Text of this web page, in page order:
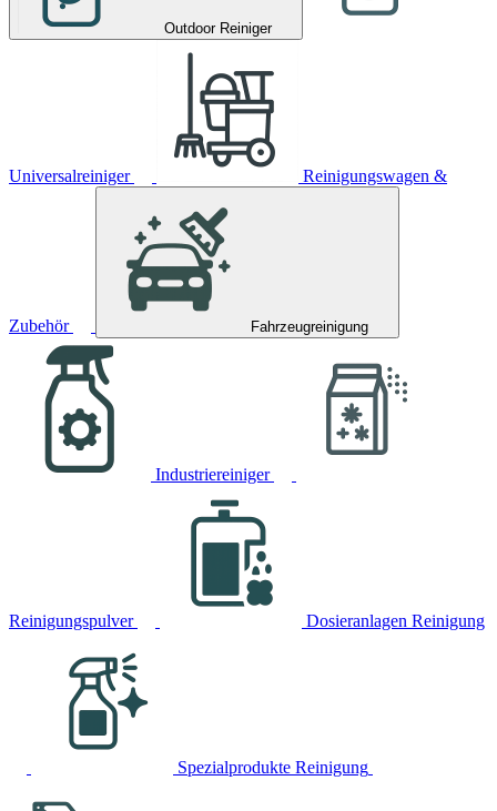
Outdoor Reiniger
Universalreiniger Reinigungswagen &
Zubehör Fahrzeugreinigung
Industriereiniger
Reinigungspulver Dosieranlagen Reinigung
Spezialprodukte Reinigung